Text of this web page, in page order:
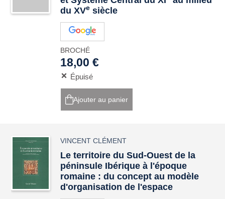
du XVe siècle
BROCHÉ
18,00 €
Épuisé
Ajouter au panier
VINCENT CLÉMENT
Le territoire du Sud-Ouest de la
péninsule Ibérique à l'époque
romaine : du concept au modèle
d'organisation de l'espace